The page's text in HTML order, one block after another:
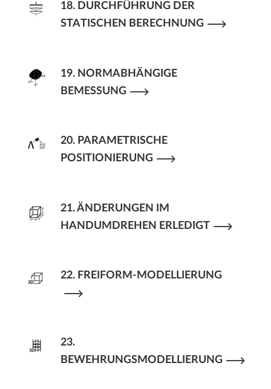
18. DURCHFÜHRUNG DER
STATISCHEN BERECHNUNG
19. NORMABHÄNGIGE
BEMESSUNG
20. PARAMETRISCHE
POSITIONIERUNG
21. ÄNDERUNGEN IM
HANDUMDREHEN ERLEDIGT
22. FREIFORM-MODELLIERUNG
23.
BEWEHRUNGSMODELLIERUNG